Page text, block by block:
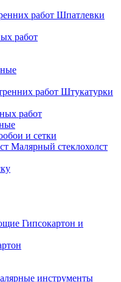
Шпатлевки
работ
Штукатурки
работ
и сетки
Малярный стеклохолст
Гипсокартон и
инструменты